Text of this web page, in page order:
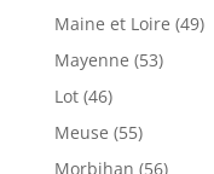
Maine et Loire (49)
Mayenne (53)
Lot (46)
Meuse (55)
Morbihan (56)